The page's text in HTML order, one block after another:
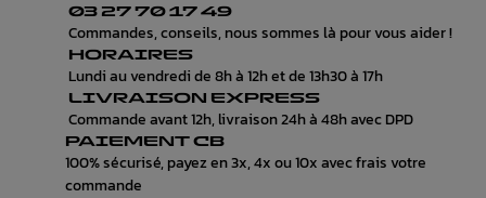
03 27 70 17 49
Commandes, conseils, nous sommes là pour vous aider !
HORAIRES
Lundi au vendredi de 8h à 12h et de 13h30 à 17h
LIVRAISON EXPRESS
Commande avant 12h, livraison 24h à 48h avec DPD
PAIEMENT CB
100% sécurisé, payez en 3x, 4x ou 10x avec frais votre
commande